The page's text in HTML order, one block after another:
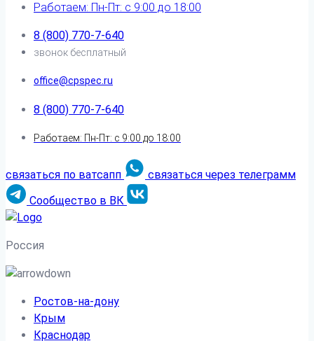
Работаем: Пн-Пт: с 9:00 до 18:00
8 (800) 770-7-640
звонок бесплатный
office@cpspec.ru
8 (800) 770-7-640
Работаем: Пн-Пт: с 9:00 до 18:00
связаться по ватсапп
связаться через телеграмм
Сообщество в ВК
Россия
Ростов-на-дону
Крым
Краснодар